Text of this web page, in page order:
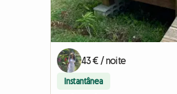
43 € / noite
Instantânea